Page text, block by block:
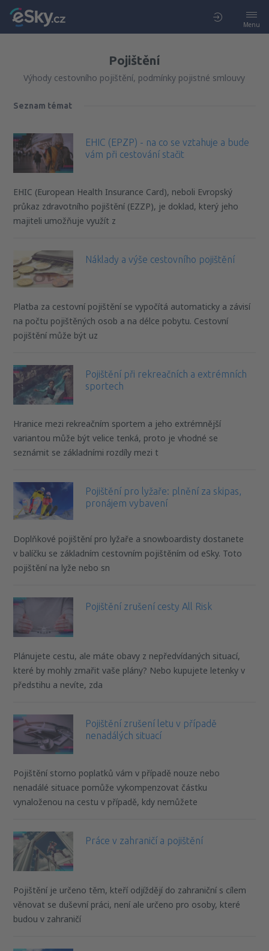
Menu
Pojištění
Výhody cestovního pojištění, podmínky pojistné smlouvy
Seznam témat
EHIC (EPZP) - na co se vztahuje a bude
vám při cestování stačit
EHIC (European Health Insurance Card), neboli Evropský
průkaz zdravotního pojištění (EZZP), je doklad, který jeho
majiteli umožňuje využít z
Náklady a výše cestovního pojištění
Platba za cestovní pojištění se vypočítá automaticky a závisí
na počtu pojištěných osob a na délce pobytu. Cestovní
pojištění může být uz
Pojištění při rekreačních a extrémních
sportech
Hranice mezi rekreačním sportem a jeho extrémnější
variantou může být velice tenká, proto je vhodné se
seznámit se základními rozdíly mezi t
Pojištění pro lyžaře: plnění za skipas,
pronájem vybavení
Doplňkové pojištění pro lyžaře a snowboardisty dostanete
v balíčku se základním cestovním pojištěním od eSky. Toto
pojištění na lyže nebo sn
Pojištění zrušení cesty All Risk
Plánujete cestu, ale máte obavy z nepředvídaných situací,
které by mohly zmařit vaše plány? Nebo kupujete letenky v
předstihu a nevíte, zda
Pojištění zrušení letu v případě
nenadálých situací
Pojištění storno poplatků vám v případě nouze nebo
nenadálé situace pomůže vykompenzovat částku
vynaloženou na cestu v případě, kdy nemůžete
Práce v zahraničí a pojištění
Pojištění je určeno těm, kteří odjíždějí do zahraniční s cílem
věnovat se duševní práci, není ale určeno pro osoby, které
budou v zahraničí